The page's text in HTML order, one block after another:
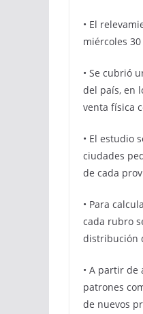
• El
miércoles
• Se cubrió
del país, en
venta física
• El estudio
ciudades
de cada
• Para
cada rubro
distribución
• A partir de
patrones
de nuevos